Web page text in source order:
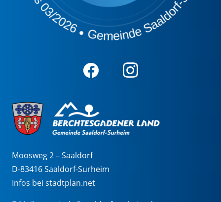
Moosweg 2 – Saaldorf
D-83416 Saaldorf-Surheim
Infos bei stadtplan.net